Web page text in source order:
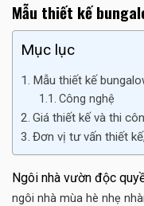
Mẫu thiết kế
Mục lục
Mẫu thiết kế
Công nghệ
Giá thiết kế và thi
Đơn vị tư vấn thiết
Ngôi nhà vườn độc
ngôi nhà mùa hè nhẹ